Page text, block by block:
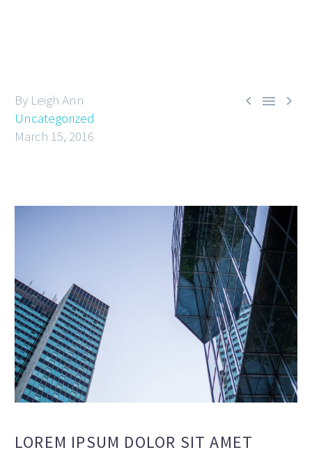
  
By Leigh Ann
Uncategorized
March 15, 2016
LOREM IPSUM DOLOR SIT AMET